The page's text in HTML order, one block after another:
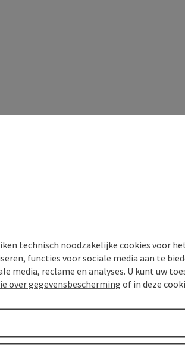
technisch noodzakelijke cookies voor
functies voor sociale media aan te
media, reclame en analyses. U kunt uw
over gegevensbescherming of in deze